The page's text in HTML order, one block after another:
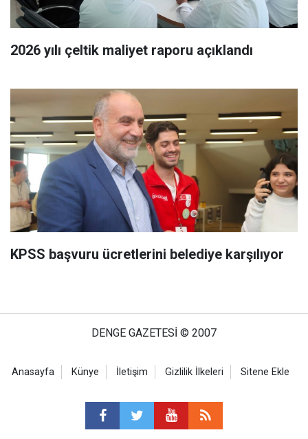
2026 yılı çeltik maliyet raporu açıklandı
KPSS başvuru ücretlerini belediye karşılıyor
DENGE GAZETESİ © 2007
Anasayfa Künye İletişim Gizlilik İlkeleri Sitene Ekle